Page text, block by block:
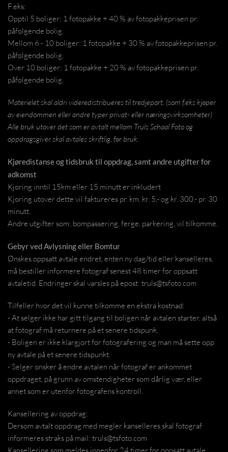
F.eks:
Opptil 5 boliger: 1 fotopakke + 40 % av fotopakkeprisen pr.
påfølgende bolig.
Mellom 6 - 10 boliger: 1 fotopakke + 30 % av fotopakkeprisen pr.
påfølgende bolig.
Over 10 boliger: 1 fotopakke + 20 % av fotopakkeprisen pr.
påfølgende bolig.
Materielet skal aldri videredistribueres til tredjepart. (som f.eks kjøper
av eiendommen eller andre typer privat- eller næringsvirksomheter)
Alle bruk utover det som er avtalt mellom Truls Schaal Foto og
oppdragsgiver skal avtales skriftlig, før bruk.
Kjøredistanse og tidsbruk til oppdrag, samt andre utgifter for
adkomst
Kjøring inntil 15km eller 15 minutt er inkludert
Kjøring utover dette vil faktureres pr. km. kr. 5,- og kr. 300,- pr. 30
minutt.
Andre utgifter som; bompassering, ferge, parkering, vil tilkomme.
Gebyr ved Avlysning eller Bomtur
Ønskes oppsatt avtale endret, enten ny dag/tid eller kanselleres,
må bestiller informere fotograf senest 48 timer før oppsatt
avtaletid. Endringer skal varsles på epost: truls@tsfoto.com
Tilfeller hvor det vil kunne tilkomme en ekstra kostnad:
- At selger ikke har gitt tilgang til boligen når avtalen starter, altså
at fotograf må returnere på et senere tidspunk.
- Boligen er ikke klargjort for fotografering og man må sette opp
ny avtale på et senere tidspunkt.
- Selger ønsker å endre avtalen når fotograf er ankommet
oppdraget, på grunn av omstendigheter som dårlig vær, eller
annet som er utenfor fotografens kontroll.
Kansellering av oppdrag:
Dersom avtalt oppdrag med megler kanselleres skal fotograf
informeres straks på mail: truls@tsfoto.com